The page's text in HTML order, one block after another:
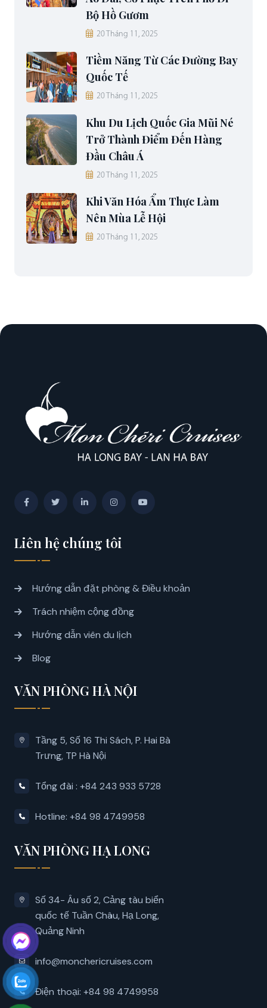
Bộ Hồ Gươm
20 Tháng 11, 2025
Tiềm Năng Từ Các Đường Bay
Quốc Tế
20 Tháng 11, 2025
Khu Du Lịch Quốc Gia Mũi Né
Trở Thành Điểm Đến Hàng
Đầu Châu Á
20 Tháng 11, 2025
Khi Văn Hóa Ẩm Thực Làm
Nên Mùa Lễ Hội
20 Tháng 11, 2025
Liên hệ chúng tôi
Hướng dẫn đặt phòng & Điều khoản
Trách nhiệm cộng đồng
Hướng dẫn viên du lịch
Blog
VĂN PHÒNG HÀ NỘI
Tầng 5, Số 16 Thi Sách, P. Hai Bà
Trưng, ​​TP Hà Nội
Tổng đài : +84 243 933 5728
Hotline: +84 98 4749958
VĂN PHÒNG HẠ LONG
Số 34- Âu số 2, Cảng tàu biển
quốc tế Tuần Châu, Hạ Long,
Quảng Ninh
info@monchericruises.com
Điện thoại: +84 98 4749958